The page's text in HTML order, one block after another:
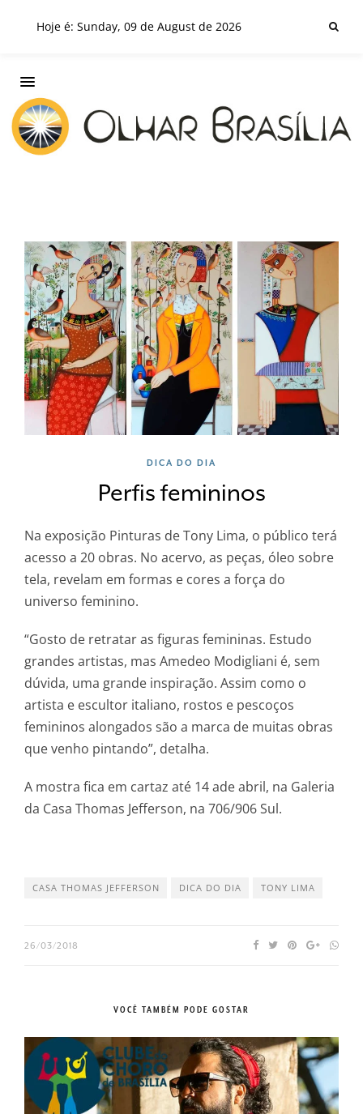
Hoje é: Sunday, 09 de August de 2026
DICA DO DIA
Perfis femininos
Na exposição Pinturas de Tony Lima, o público terá
acesso a 20 obras. No acervo, as peças, óleo sobre
tela, revelam em formas e cores a força do
universo feminino.
“Gosto de retratar as figuras femininas. Estudo
grandes artistas, mas Amedeo Modigliani é, sem
dúvida, uma grande inspiração. Assim como o
artista e escultor italiano, rostos e pescoços
femininos alongados são a marca de muitas obras
que venho pintando”, detalha.
A mostra fica em cartaz até 14 ade abril, na Galeria
da Casa Thomas Jefferson, na 706/906 Sul.
CASA THOMAS JEFFERSON DICA DO DIA TONY LIMA
26/03/2018
VOCÊ TAMBÉM PODE GOSTAR